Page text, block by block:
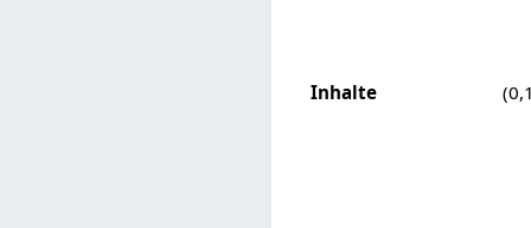
Inhalte